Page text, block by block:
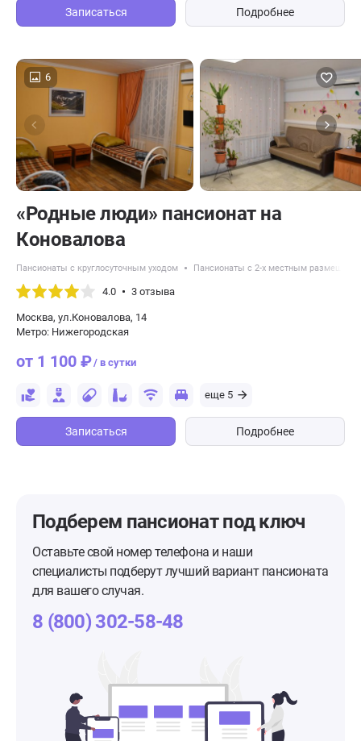
Записаться Подробнее
6
«Родные люди» пансионат на
Коновалова
Пансионаты с круглосуточным уходом Пансионаты с 2-х местным
4.0 3 отзыва
Москва, ул.Коновалова, 14
Метро: Нижегородская
от 1 100 ₽/ в сутки
еще 5
Записаться Подробнее
Подберем пансионатпод ключ
Оставьте свой номер телефона и наши
специалисты подберут лучший вариант пансионата
для вашего случая.
8 (800) 302-58-48